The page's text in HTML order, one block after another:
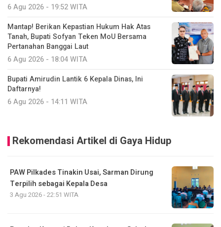
6 Agu 2026 - 19:52 WITA
Mantap! Berikan Kepastian Hukum Hak Atas
Tanah, Bupati Sofyan Teken MoU Bersama
Pertanahan Banggai Laut
6 Agu 2026 - 18:04 WITA
Bupati Amirudin Lantik 6 Kepala Dinas, Ini
Daftarnya!
6 Agu 2026 - 14:11 WITA
Rekomendasi Artikel di Gaya Hidup
PAW Pilkades Tinakin Usai, Sarman Dirung
Terpilih sebagai Kepala Desa
3 Agu 2026 - 22:51 WITA